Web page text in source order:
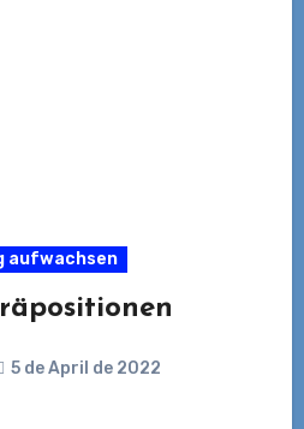
aufwachsen
5 de April de 2022